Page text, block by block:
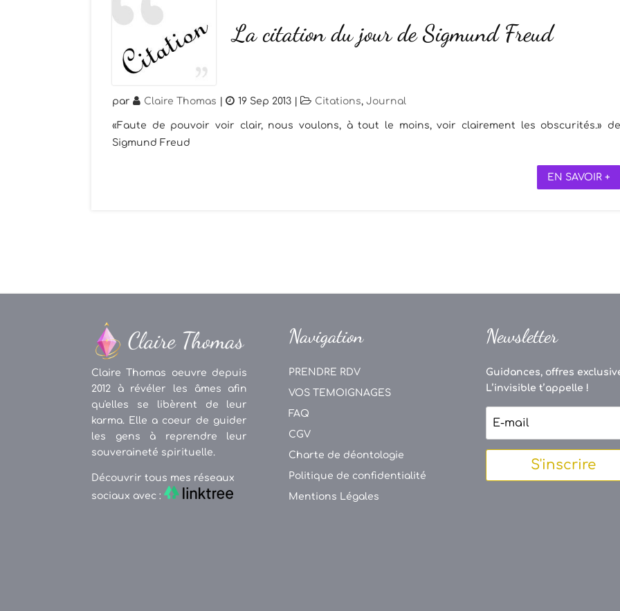
La citation du jour de Sigmund Freud
par Claire Thomas 19 Sep 2013 Citations, Journal
«Faute de pouvoir voir clair, nous voulons, à tout le moins, voir clairement les obscurités.»
Sigmund Freud
EN SAVOIR +
Claire Thomas oeuvre depuis
2012 à révéler les âmes afin
qu'elles se libèrent de leur
karma. Elle a coeur de guider
les gens à reprendre leur
souveraineté spirituelle.
Découvrir tous mes réseaux
sociaux avec :
Navigation
PRENDRE RDV
VOS TEMOIGNAGES
FAQ
CGV
Charte de déontologie
Politique de confidentialité
Mentions Légales
Newsletter
Guidances, offres
L’invisible t’appelle !
S'inscrire